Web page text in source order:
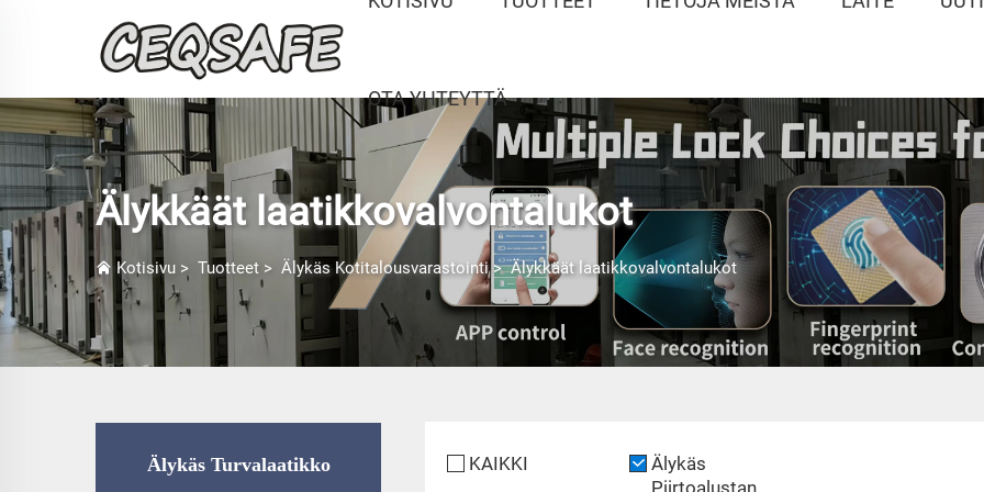
OTA YHTEYTTÄ
Älykkäät laatikkovalvontalukot
Kotisivu > Tuotteet > Älykäs Kotitalousvarastointi>Älykkäät laatikkovalvontalukot
Älykäs Turvalaatikko KAIKKI
Älykäs